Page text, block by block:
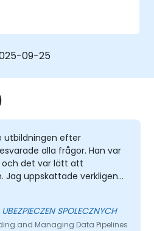
09-25
utbildningen efter
alla frågor. Han var
det var lätt att
Jag uppskattade verkligen
som inkluderade många
sett var det en
välorganiserad session.
SPOLECZNYCH
and Managing Data Pipelines